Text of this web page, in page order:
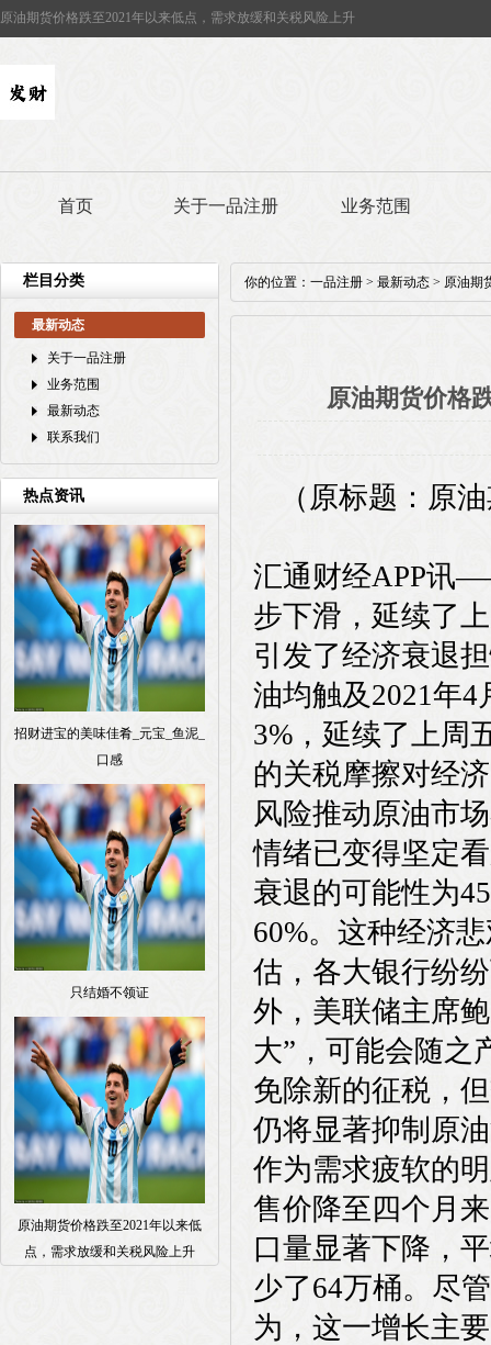
原油期货价格跌至2021年以来低点，需求放缓和关税风险上升
首页 关于一品注册 业务范围
栏目分类
最新动态
关于一品注册
业务范围
最新动态
联系我们
热点资讯
招财进宝的美味佳肴_元宝_鱼泥_
口感
只结婚不领证
原油期货价格跌至2021年以来低
点，需求放缓和关税风险上升
你的位置： 一品注册 > 最新动态 > 原油期
原油期货价格
（原标题：原
汇通财经APP讯
步下滑，延续了
引发了经济衰退
油均触及2021年
3%，延续了上周
的关税摩擦对经
风险推动原油市
情绪已变得坚定
衰退的可能性为
60%。这种经济
估，各大银行纷
外，美联储主席
大”，可能会随之
免除新的征税，
仍将显著抑制原
作为需求疲软的
售价降至四个月
口量显著下降，
少了64万桶。尽
为，这一增长主